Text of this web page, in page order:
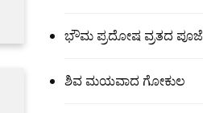
ಭೌಮ ಪ್ರದೋಷ ವ್ರತದ ಪೂಜೆ
ಶಿವ ಮಯವಾದ ಗೋಕುಲ